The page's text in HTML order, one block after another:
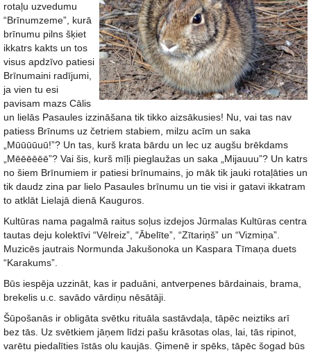
rotaļu uzvedumu
“Brīnumzeme”, kurā
brīnumu pilns šķiet
ikkatrs kakts un tos
visus apdzīvo patiesi
Brīnumaini radījumi,
ja vien tu esi
pavisam mazs Cālis
un lielās Pasaules izzināšana tik tikko aizsākusies! Nu, vai tas nav
patiess Brīnums uz četriem stabiem, milzu acīm un saka
„Mūūūūuū!”? Un tas, kurš krata bārdu un lec uz augšu brēkdams
„Mēēēēēē”? Vai šis, kurš mīļi pieglaužas un saka „Mijauuu”? Un katrs
no šiem Brīnumiem ir patiesi brīnumains, jo māk tik jauki rotaļāties un
tik daudz zina par lielo Pasaules brīnumu un tie visi ir gatavi ikkatram
to atklāt Lielajā dienā Kauguros.
Kultūras nama pagalmā raitus soļus izdejos Jūrmalas Kultūras centra
tautas deju kolektīvi “Vēlreiz”, “Ābelīte”, “Zītariņš” un “Vizmiņa”.
Muzicēs jautrais Normunda Jakušonoka un Kaspara Tīmaņa duets
“Karakums”.
Būs iespēja uzzināt, kas ir paduāni, antverpenes bārdainais, brama,
brekelis u.c. savādo vārdiņu nēsātāji.
Šūpošanās ir obligāta svētku rituāla sastāvdaļa, tāpēc neiztiks arī
bez tās. Uz svētkiem jāņem līdzi pašu krāsotas olas, lai, tās ripinot,
varētu piedalīties īstās olu kaujās. Ģimenē ir spēks, tāpēc šogad būs